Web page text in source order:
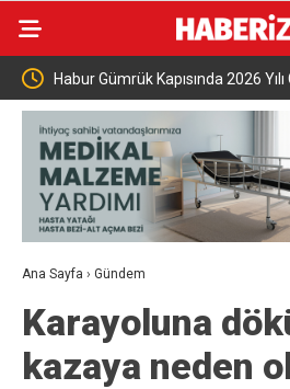
Gümrük Kapısında 2026 Yılı Günlük Tır
Kırıldı
Ana Sayfa › Gündem
Karayoluna
kazaya neden